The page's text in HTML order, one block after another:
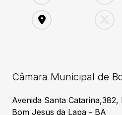
Câmara Municipal de
Avenida Santa
Bom Jesus da Lapa - BA